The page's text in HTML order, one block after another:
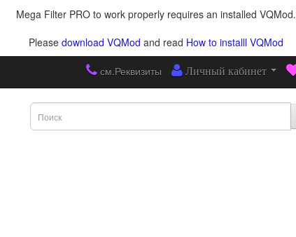
Mega Filter PRO to work properly requires an installed VQMod.
Please download VQMod and read How to installl VQMod
см.Реквизиты Личный кабинет